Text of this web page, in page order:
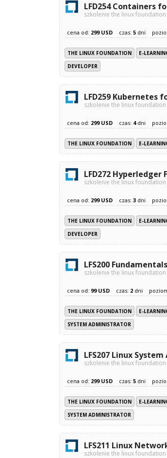
LFD254 Containers
szkolenie the linux foundation
cena od: 299 USD czas: 5 dni
THE LINUX FOUNDATION E-
DEVELOPER
LFD259 Kubernetes
szkolenie the linux foundation
cena od: 299 USD czas: 4dni
THE LINUX FOUNDATION E-
LFD272 Hyperledger
szkolenie the linux foundation
cena od: 299 USD czas: 3 dni
THE LINUX FOUNDATION E-
DEVELOPER
LFS200
szkolenie the linux foundation
cena od: 99 USD czas: 2 dni
THE LINUX FOUNDATION E-
SYSTEM ADMINISTRATOR
LFS207 Linux
szkolenie the linux foundation
cena od: 299 USD czas: 5 dni
THE LINUX FOUNDATION E-
SYSTEM ADMINISTRATOR
LFS211 Linux
szkolenie the linux foundation